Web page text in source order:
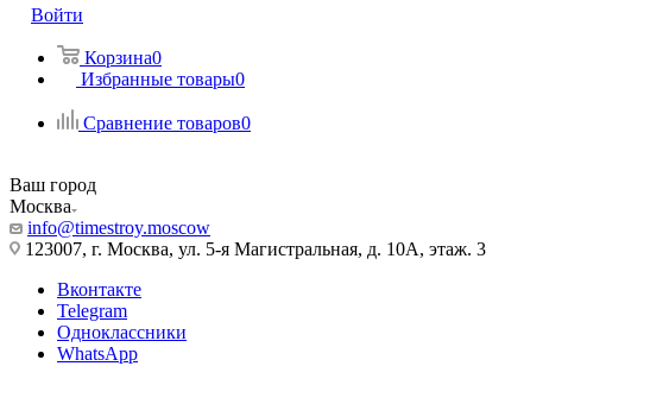
Войти
Корзина0
Избранные товары0
Сравнение товаров0
Ваш город
Москва
info@timestroy.moscow
123007, г. Москва, ул. 5-я Магистральная, д. 10А, этаж. 3
Вконтакте
Telegram
Одноклассники
WhatsApp